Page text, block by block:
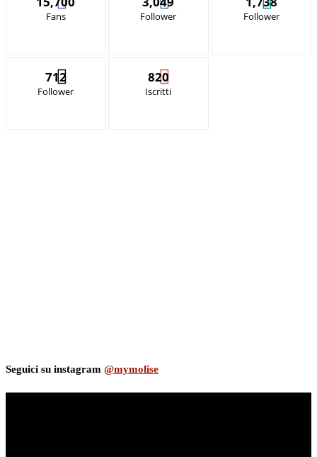
Fans Follower Follower
712
Follower
820
Iscritti
Seguici su instagram @mymolise